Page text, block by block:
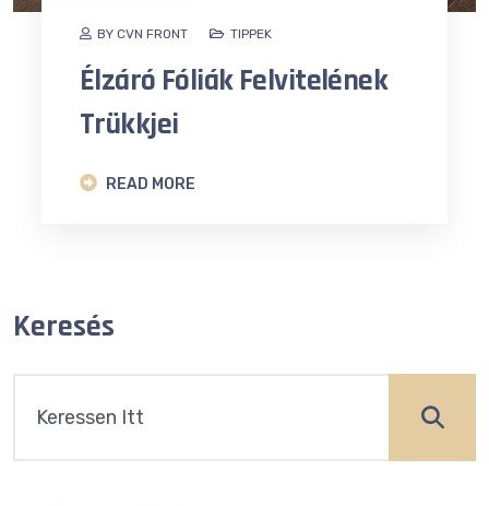
BY CVN FRONT TIPPEK
Élzáró Fóliák Felvitelének
Trükkjei
READ MORE
Keresés